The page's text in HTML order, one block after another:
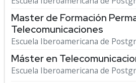
Master de Formación
Telecomunicaciones
Escuela Iberoamericana de
Máster en
Escuela Iberoamericana de